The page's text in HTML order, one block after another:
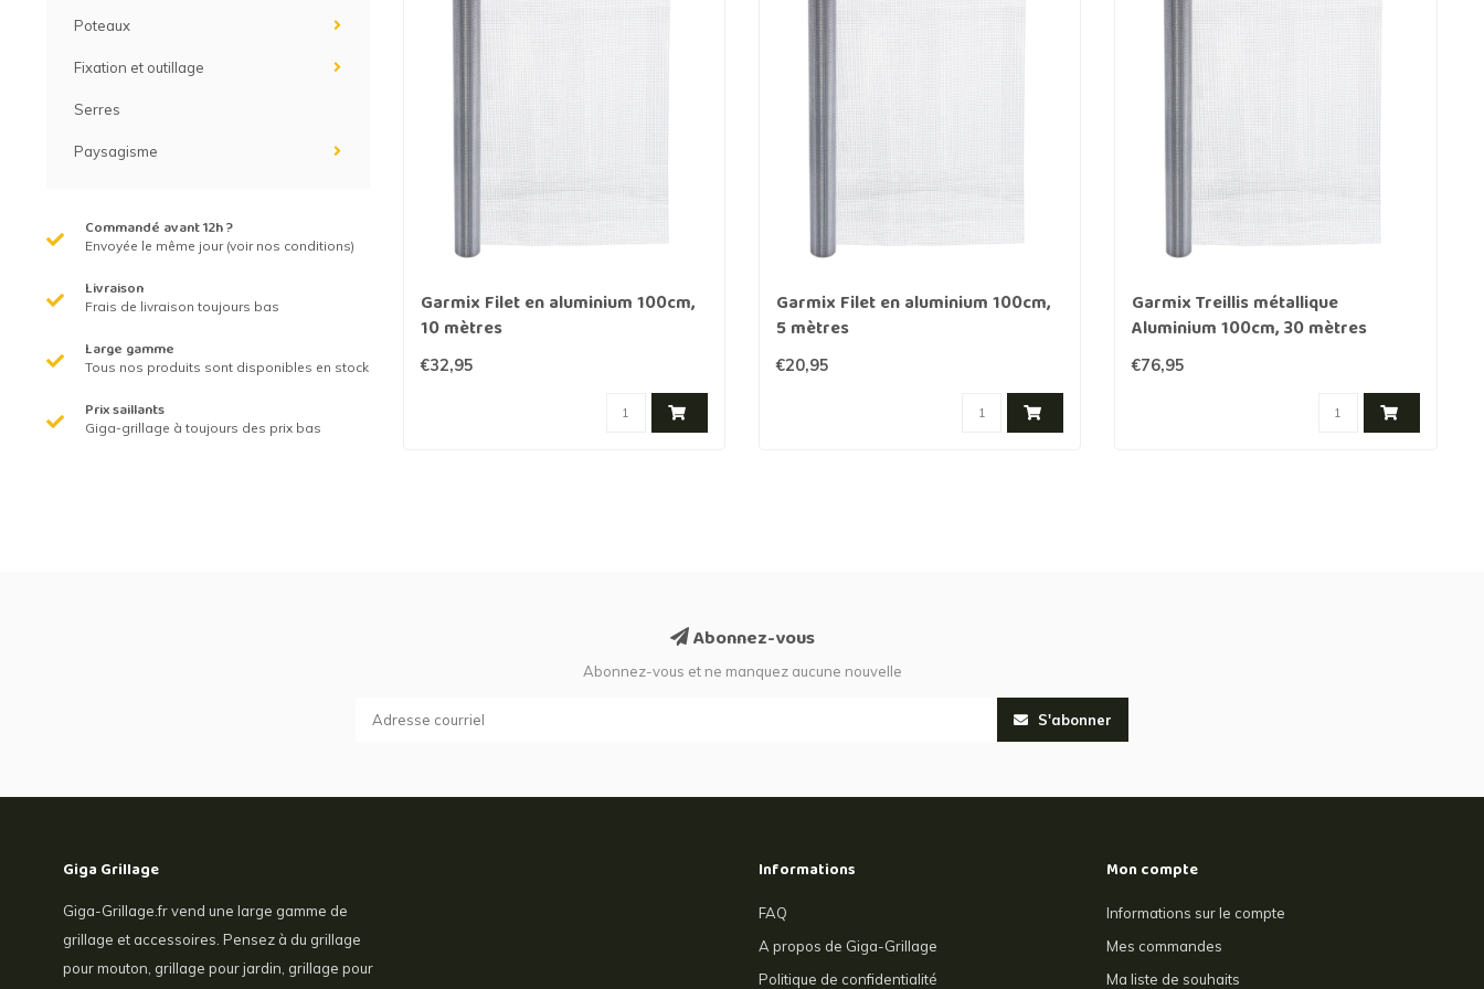
Fil de serrage
Grillage de blaireaux
Filets de protection jardin
Poteaux
Fixation et outillage
Serres
Paysagisme
Commandé avant 12h ?
Envoyée le même jour (voir nos conditions)
Livraison
Frais de livraison toujours bas
Large gamme
Tous nos produits sont disponibles en stock
Prix saillants
Giga-grillage à toujours des prix bas
Garmix Filet en aluminium 100cm,
10 mètres
€32,95
Garmix Filet en aluminium 100cm,
5 mètres
€20,95
Garmix Treillis métallique
Aluminium 100cm, 30 mètres
€76,95
Abonnez-vous
Abonnez-vous et ne manquez aucune nouvelle
S'abonner
Giga Grillage
Giga-Grillage.fr vend une large gamme de
grillage et accessoires. Pensez à du grillage
pour mouton, grillage pour jardin, grillage pour
Informations
FAQ
A propos de Giga-Grillage
Politique de confidentialité
Mon compte
Informations sur le compte
Mes commandes
Ma liste de souhaits